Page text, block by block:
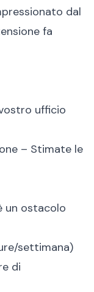
dal
fa
ufficio
– Stimate le
un ostacolo
settimana)
di